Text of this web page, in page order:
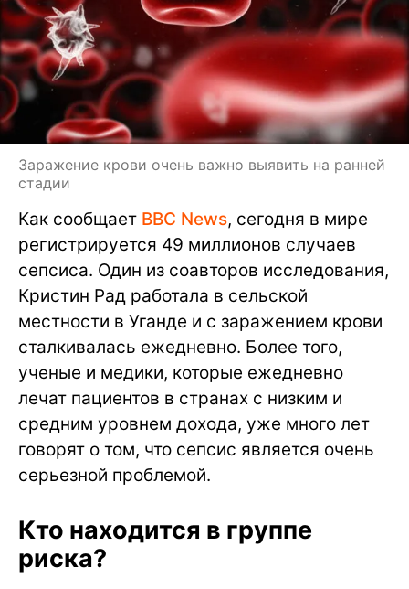
Заражение крови очень важно выявить на ранней
стадии
Как сообщает BBC News, сегодня в мире
регистрируется 49 миллионов случаев
сепсиса. Один из соавторов исследования,
Кристин Рад работала в сельской
местности в Уганде и с заражением крови
сталкивалась ежедневно. Более того,
ученые и медики, которые ежедневно
лечат пациентов в странах с низким и
средним уровнем дохода, уже много лет
говорят о том, что сепсис является очень
серьезной проблемой.
Кто находится в группе
риска?